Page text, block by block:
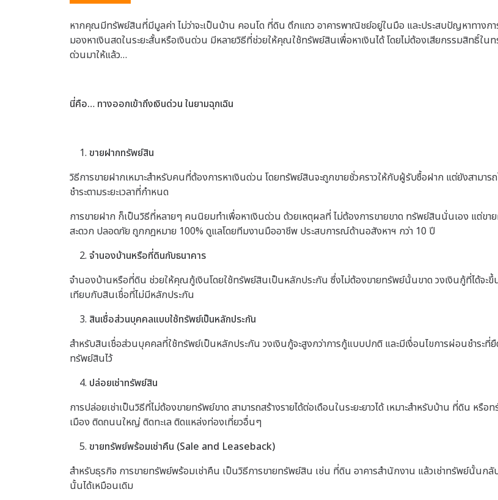
หากคุณมีทรัพย์สินที่มีมูลค่า ไม่ว่าจะเป็นบ้าน คอนโด ที่ดิน ตึกแถว อาคารพาณิชย์อยู่ในมือ และประสบปัญหาทางกา
มองหาเงินสดในระยะสั้นหรือเงินด่วน มีหลายวิธีที่ช่วยให้คุณใช้ทรัพย์สินเพื่อหาเงินได้ โดยไม่ต้องเสียกรรมสิทธิ์ใ
ด่วนมาให้แล้ว…
นี่คือ… ทางออกเข้าถึงเงินด่วน ในยามฉุกเฉิน
ขายฝากทรัพย์สิน
วิธีการขายฝากเหมาะสำหรับคนที่ต้องการหาเงินด่วน โดยทรัพย์สินจะถูกขายชั่วคราวให้กับผู้รับซื้อฝาก แต่ยังสาม
ชำระตามระยะเวลาที่กำหนด
การขายฝาก ก็เป็นวิธีที่หลายๆ คนนิยมทำเพื่อหาเงินด่วน ด้วยเหตุผลที่ ไม่ต้องการขายขาด ทรัพย์สินนั่นเอง แต่ข
สะดวก ปลอดภัย ถูกกฎหมาย 100% ดูแลโดยทีมงานมืออาชีพ ประสบการณ์ด้านอสังหาฯ กว่า 10 ปี
จำนองบ้านหรือที่ดินกับธนาคาร
จำนองบ้านหรือที่ดิน ช่วยให้คุณกู้เงินโดยใช้ทรัพย์สินเป็นหลักประกัน ซึ่งไม่ต้องขายทรัพย์นั้นขาด วงเงินกู้ที่ได้จะ
เทียบกับสินเชื่อที่ไม่มีหลักประกัน
สินเชื่อส่วนบุคคลแบบใช้ทรัพย์เป็นหลักประกัน
สำหรับสินเชื่อส่วนบุคคลที่ใช้ทรัพย์เป็นหลักประกัน วงเงินกู้จะสูงกว่าการกู้แบบปกติ และมีเงื่อนไขการผ่อนชำระที่
ทรัพย์สินไว้
ปล่อยเช่าทรัพย์สิน
การปล่อยเช่าเป็นวิธีที่ไม่ต้องขายทรัพย์ขาด สามารถสร้างรายได้ต่อเดือนในระยะยาวได้ เหมาะสำหรับบ้าน ที่ดิน หรื
เมือง ติดถนนใหญ่ ติดทะเล ติดแหล่งท่องเที่ยวอื่นๆ
ขายทรัพย์พร้อมเช่าคืน (Sale and Leaseback)
สำหรับธุรกิจ การขายทรัพย์พร้อมเช่าคืน เป็นวิธีการขายทรัพย์สิน เช่น ที่ดิน อาคารสำนักงาน แล้วเช่าทรัพย์นั้นก
นั้นได้เหมือนเดิม